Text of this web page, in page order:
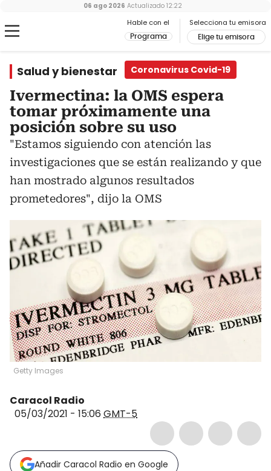
Hable con el
Programa
Selecciona tu emisora
Elige tu emisora
06 ago 2026 Actualizado 12:22
Salud y bienestar Coronavirus Covid-19
Ivermectina: la OMS espera
tomar próximamente una
posición sobre su uso
"Estamos siguiendo con atención las
investigaciones que se están realizando y que
han mostrado algunos resultados
prometedores", dijo la OMS
Getty Images
Caracol Radio
05/03/2021 - 15:06 GMT-5
Añadir Caracol Radio en Google